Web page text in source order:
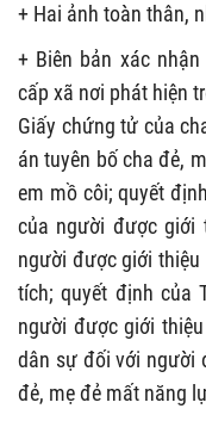
+ Hai ảnh toàn thân,
+ Biên bản xác
cấp xã nơi phát hiện
Giấy chứng tử của
án tuyên bố cha đẻ,
em mồ côi; quyết
của người được giới
người được giới
tích; quyết định của
người được giới
dân sự đối với người
đẻ, mẹ đẻ mất năng